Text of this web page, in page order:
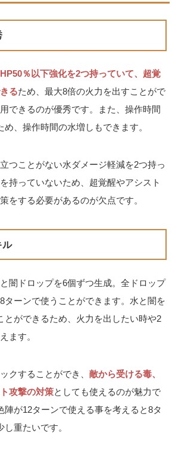
HP50％以下強化を2つ持っていて、超覚
るため、最大8倍の火力を出すことがで
できるのが優秀です。また、操作時間
、操作時間の水増しもできます。
つことがない水ダメージ軽減を2つ持っ
持っていないため、超覚醒やアシスト
をする必要があるのが欠点です。
ル
闇ドロップを6個ずつ生成。全ドロップ
ターンで使うことができます。水と闇を
とができるため、火力を出したい時や2
ます。
クすることができ、敵から受ける毒、
攻撃の対策としても使えるのが魅力で
陣が12ターンで使える事を考えると8タ
重たいです。